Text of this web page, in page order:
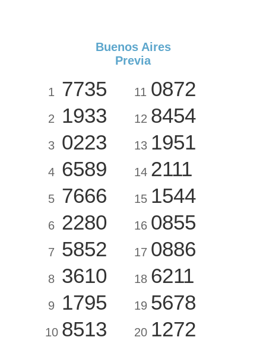
Buenos Aires
Previa
1 7735
2 1933
3 0223
4 6589
5 7666
6 2280
7 5852
8 3610
9 1795
10 8513
11 0872
12 8454
13 1951
14 2111
15 1544
16 0855
17 0886
18 6211
19 5678
20 1272